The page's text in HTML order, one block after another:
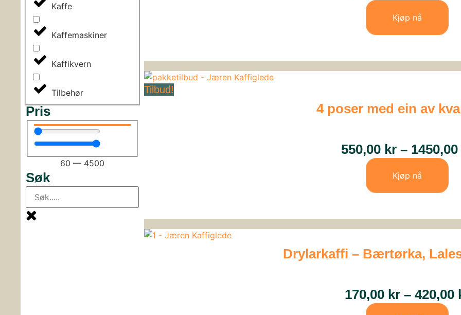
Kaffe
Kaffemaskiner
Kaffikvern
Tilbehør
Pris
60 — 4500
Søk
Kjøp nå
Tilbud!
4 poser med ein av
550,00 kr – 1450,00
Kjøp nå
Drylarkaffi – Bærtørka,
170,00 kr – 420,00